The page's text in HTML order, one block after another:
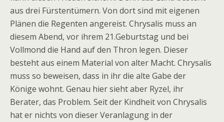
aus drei Fürstentümern. Von dort sind mit eigenen
Plänen die Regenten angereist. Chrysalis muss an
diesem Abend, vor ihrem 21.Geburtstag und bei
Vollmond die Hand auf den Thron legen. Dieser
besteht aus einem Material von alter Macht. Chrysalis
muss so beweisen, dass in ihr die alte Gabe der
Könige wohnt. Genau hier sieht aber Ryzel, ihr
Berater, das Problem. Seit der Kindheit von Chrysalis
hat er nichts von dieser Veranlagung in der